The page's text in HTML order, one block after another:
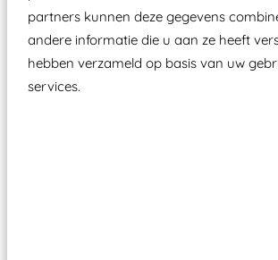
partners kunnen deze gegevens
andere informatie die u aan ze heeft
hebben verzameld op basis van uw
services.
Elk speeltoestel in de openbare
moet zijn van een typekeuring, -
certificering, uitgegeven door een